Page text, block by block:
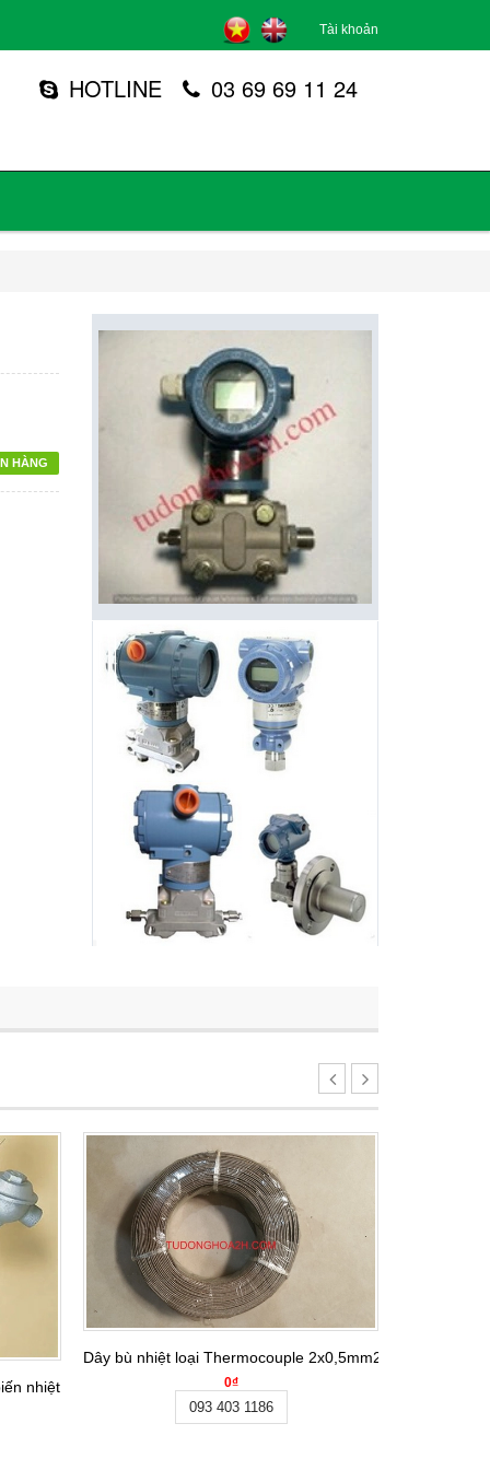
Tài khoản
03 69 69 11 24
HOTLINE
HÀNG
nhiệt độ loại B /Stainless Steel B TYPE Thermocouples, 0 to 1700
Dây bù nhiệt loại Thermocouple 2x0,5mm2 ( vỏ ngoài bọc
0₫
093 403 1186